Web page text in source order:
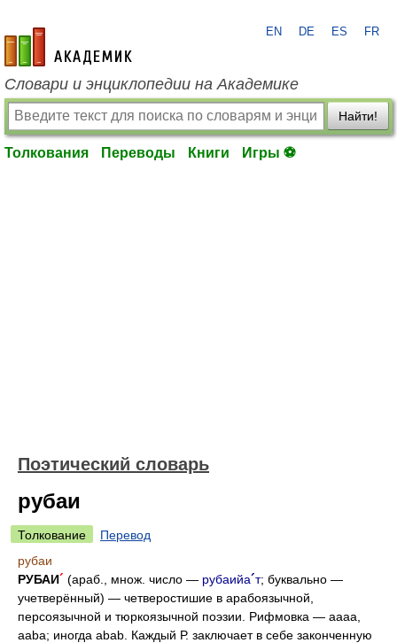
academic.ru
EN DE ES FR
Словари и энциклопедии на Академике
Найти!
Толкования Переводы Книги Игры ⚽
Поэтический словарь
рубаи
Толкование
Перевод
рубаи
РУБАИ´ (араб., множ. число — рубаийа´т; буквально —
учетверённый) — четверостишие в арабоязычной,
персоязычной и тюркоязычной поэзии. Рифмовка — aaaa,
aaba; иногда abab. Каждый Р. заключает в себе законченную